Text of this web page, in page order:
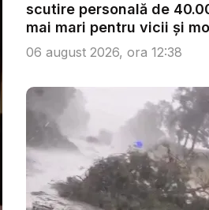
scutire personală de
mai mari pentru vicii și
...
06 august 2026, ora 12:38